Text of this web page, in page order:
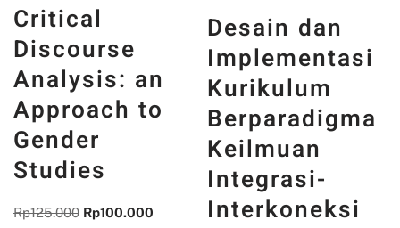
Critical
Discourse
Analysis: an
Approach to
Gender
Studies
Rp125.000 Rp100.000
Desain dan
Implementasi
Kurikulum
Berparadigma
Keilmuan
Integrasi-
Interkoneksi